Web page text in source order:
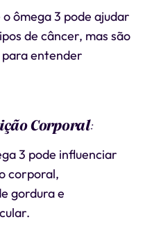
ômega 3 pode ajudar
de câncer, mas são
para entender
Corporal:
3 pode influenciar
corporal,
gordura e